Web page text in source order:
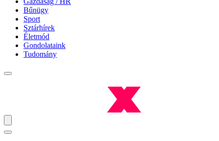
Bűnügy
Sport
Sztárhírek
Életmód
Gondolataink
Tudomány